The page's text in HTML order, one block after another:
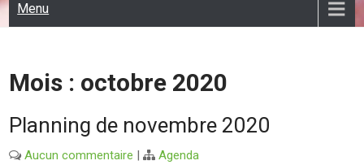
Menu
Mois : octobre 2020
Planning de novembre 2020
Aucun commentaire |
Agenda